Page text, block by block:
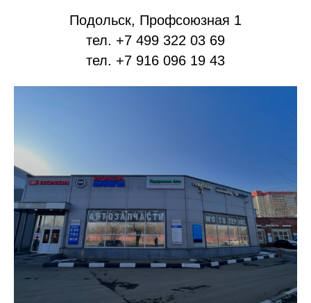
Подольск, Профсоюзная 1
тел. +7 499 322 03 69
тел. +7 916 096 19 43